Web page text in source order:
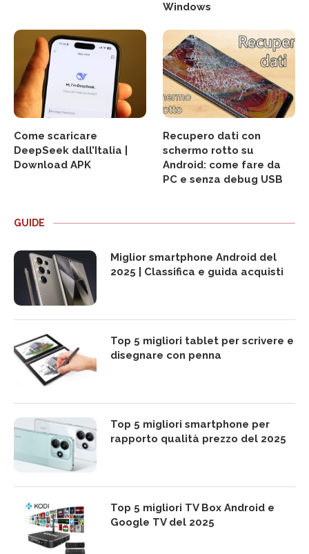
Windows
Come scaricare
DeepSeek dall’Italia |
Download APK
Recupero dati con
schermo rotto su
Android: come fare da
PC e senza debug USB
GUIDE
Miglior smartphone Android del
2025 | Classifica e guida acquisti
Top 5 migliori tablet per scrivere e
disegnare con penna
Top 5 migliori smartphone per
rapporto qualità prezzo del 2025
Top 5 migliori TV Box Android e
Google TV del 2025